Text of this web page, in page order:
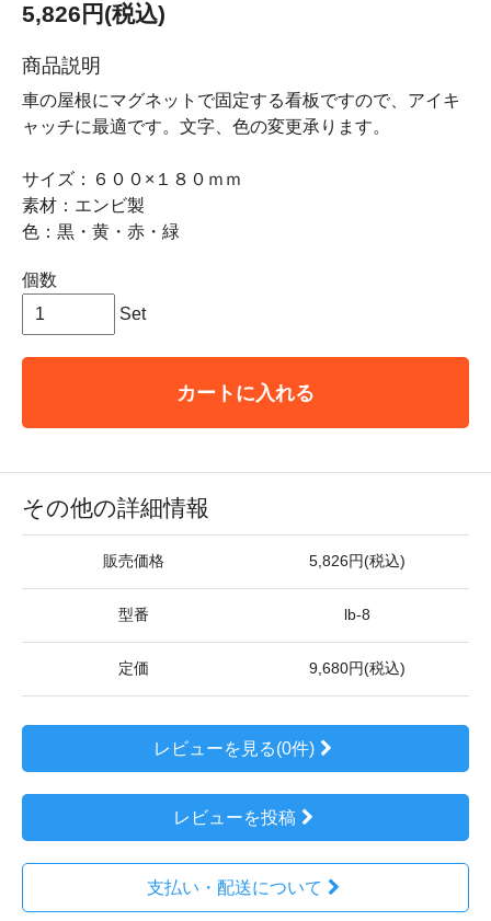
5,826円(税込)
商品説明
車の屋根にマグネットで固定する看板ですので、アイキ
ャッチに最適です。文字、色の変更承ります。
サイズ：６００×１８０ｍｍ
素材：エンビ製
色：黒・黄・赤・緑
個数
Set
カートに入れる
その他の詳細情報
販売価格 5,826円(税込)
型番 lb-8
定価 9,680円(税込)
レビューを見る(0件)
レビューを投稿
支払い・配送について